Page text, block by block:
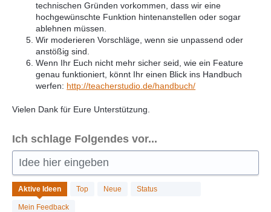
technischen Gründen vorkommen, dass wir eine
hochgewünschte Funktion hintenanstellen oder sogar
ablehnen müssen.
Wir moderieren Vorschläge, wenn sie unpassend oder
anstößig sind.
Wenn Ihr Euch nicht mehr sicher seid, wie ein Feature
genau funktioniert, könnt Ihr einen Blick ins Handbuch
werfen: http://teacherstudio.de/handbuch/
Vielen Dank für Eure Unterstützung.
Ich schlage Folgendes vor...
Idee hier eingeben
Aktive Ideen Top Neue Status
Mein Feedback
686
gefundene
Ergebnisse